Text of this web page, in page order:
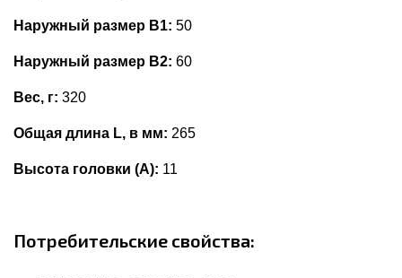
Наружный размер В1: 50
Наружный размер В2: 60
Вес, г: 320
Общая длина L, в мм: 265
Высота головки (А): 11
Потребительские свойства: